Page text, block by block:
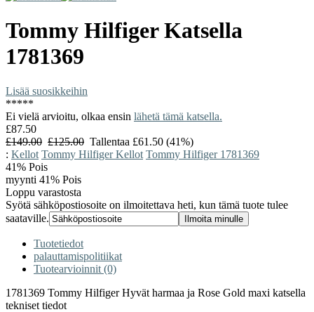
Tommy HilfigerKatsella
1781369
Lisää suosikkeihin
*****
Ei vielä arvioitu, olkaa ensin lähetä tämä katsella.
£87.50
£149.00 £125.00 Tallentaa £61.50 (41%)
: Kellot Tommy Hilfiger Kellot Tommy Hilfiger 1781369
41% Pois
myynti 41% Pois
Loppu varastosta
Syötä sähköpostiosoite on ilmoitettava heti, kun tämä tuote tulee
saataville.
Tuotetiedot
palauttamispolitiikat
Tuotearvioinnit (0)
1781369 Tommy Hilfiger Hyvät harmaa ja Rose Gold maxi katsella
tekniset tiedot